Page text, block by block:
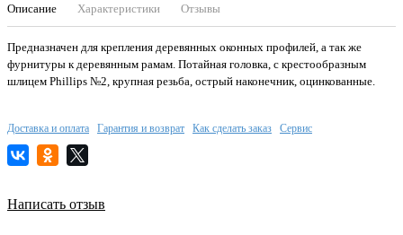
Описание Характеристики Отзывы
Предназначен для крепления деревянных оконных профилей, а так же
фурнитуры к деревянным рамам. Потайная головка, с крестообразным
шлицем Phillips №2, крупная резьба, острый наконечник, оцинкованные.
Доставка и оплата Гарантия и возврат Как сделать заказ Сервис
Написать отзыв